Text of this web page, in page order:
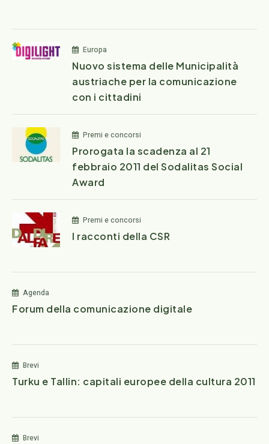
Europa
Nuovo sistema delle Municipalità
austriache per la comunicazione
con i cittadini
Premi e concorsi
Prorogata la scadenza al 21
febbraio 2011 del Sodalitas Social
Award
Premi e concorsi
I racconti della CSR
Agenda
Forum della comunicazione digitale
Brevi
Turku e Tallin: capitali europee della cultura 2011
Brevi